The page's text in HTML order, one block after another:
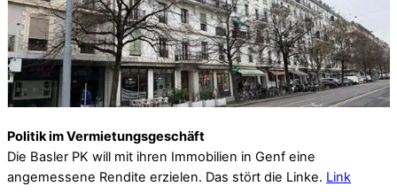
Politik im Vermietungsgeschäft
Die Basler PK will mit ihren Immobilien in Genf eine
angemessene Rendite erzielen. Das stört die Linke. Link